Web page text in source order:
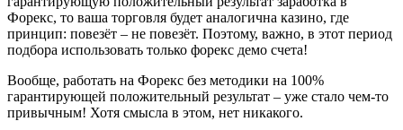
Форекс, то ваша торговля будет аналогична казино, где
принцип: повезёт – не повезёт. Поэтому, важно, в этот период
подбора использовать только форекс демо счета!
Вообще, работать на Форекс без методики на 100%
гарантирующей положительный результат – уже стало чем-то
привычным! Хотя смысла в этом, нет никакого.